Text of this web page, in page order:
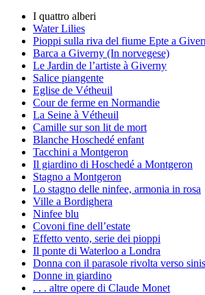
I quattro alberi
Water Lilies
Pioppi sulla riva del fiume Epte a
Barca a Giverny (In norvegese)
Le Jardin de l’artiste à Giverny
Salice piangente
Eglise de Vétheuil
Cour de ferme en Normandie
La Seine à Vétheuil
Camille sur son lit de mort
Blanche Hoschedé enfant
Tacchini a Montgeron
Il giardino di Hoschedé a Montgeron
Stagno a Montgeron
Lo stagno delle ninfee, armonia in rosa
Ville a Bordighera
Ninfee blu
Covoni fine dell’estate
Effetto vento, serie dei pioppi
Il ponte di Waterloo a Londra
Donna con il parasole rivolta verso
Donne in giardino
. . . altre opere di Claude Monet